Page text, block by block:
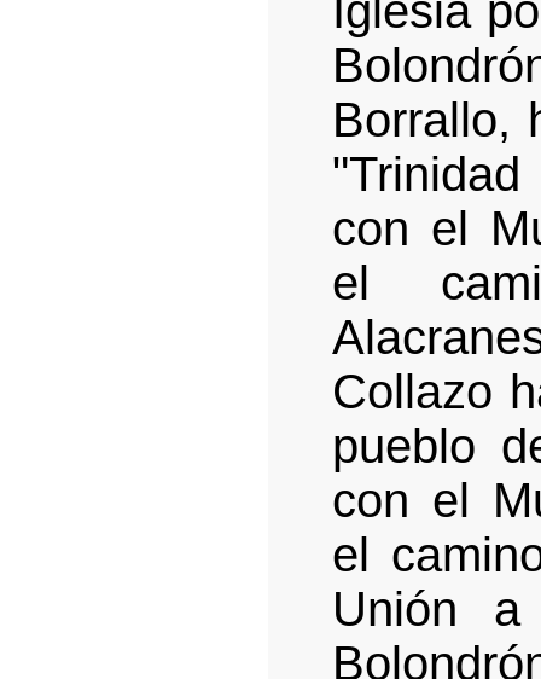
Iglesia
Borrallo,
con el
el
Collazo
pueblo
con el
el
Unión